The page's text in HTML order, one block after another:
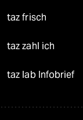
taz frisch
taz zahl ich
taz lab Infobrief